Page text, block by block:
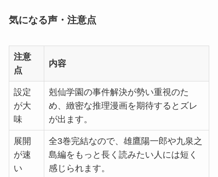
気になる声・注意点
注意
点
内容
設定
が大
味
剋仙学園の事件解決が勢い重視のた
め、緻密な推理漫画を期待するとズレ
が出ます。
展開
が速
い
全3巻完結なので、雄鷹陽一郎や九泉之
島編をもっと長く読みたい人には短く
感じられます。